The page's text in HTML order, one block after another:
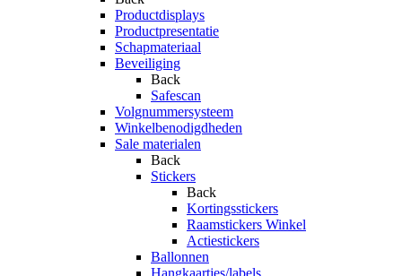
Productdisplays
Productpresentatie
Schapmateriaal
Beveiliging
Back
Safescan
Volgnummersysteem
Winkelbenodigdheden
Sale materialen
Back
Stickers
Back
Kortingsstickers
Raamstickers Winkel
Actiestickers
Ballonnen
Hangkaartjes/labels